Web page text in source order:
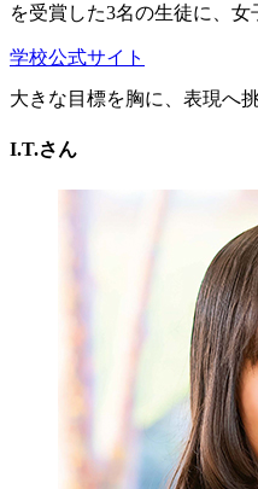
を受賞した3名の生徒に、
学校公式サイト
大きな目標を胸に、表現へ
I.T.さん